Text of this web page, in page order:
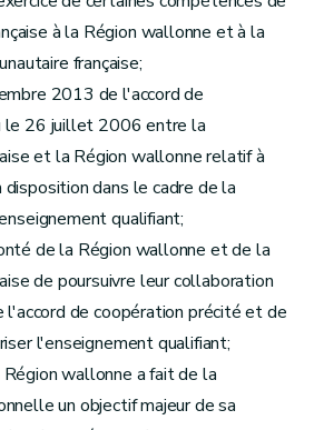
à la Région wallonne et à la
française;
2013 de l'accord de
le 26 juillet 2006 entre la
et la Région wallonne relatif à
dans le cadre de la
qualifiant;
de la Région wallonne et de la
de poursuivre leur collaboration
l'accord de coopération précité et de
l'enseignement qualifiant;
wallonne a fait de la
un objectif majeur de sa